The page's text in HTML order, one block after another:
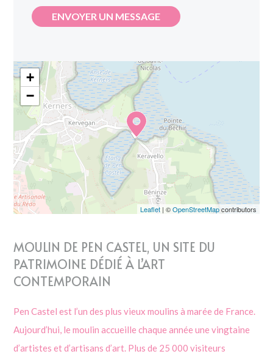
ENVOYER UN MESSAGE
+
−
Leaflet| ©OpenStreetMapcontributors
MOULIN DE PEN CASTEL, UN SITE DU
PATRIMOINE DÉDIÉ À L’ART
CONTEMPORAIN
Pen Castel est l’un des plus vieux moulins à marée de France.
Aujourd’hui, le moulin accueille chaque année une vingtaine
d’artistes et d’artisans d’art. Plus de 25 000 visiteurs